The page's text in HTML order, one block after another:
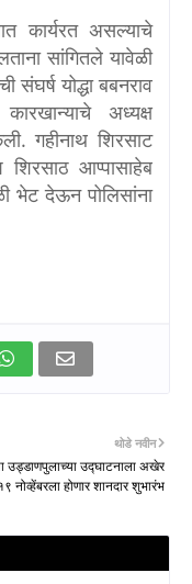
कार्यरत असल्याचे
सांगितले यावेळी
संघर्ष योद्धा बबनराव
अध्यक्ष
गहीनाथ शिरसाट
आप्पासाहेब
भेट देऊन पोलिसांना
थोडे नवीन
उड्डाणपुलाच्या उद्घाटनाला अखेर
नोव्हेंबरला होणार शानदार शुभारंभ